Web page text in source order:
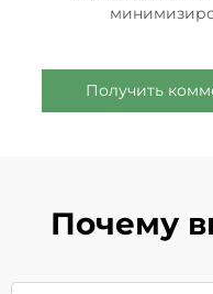
Получить
Почему